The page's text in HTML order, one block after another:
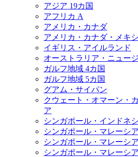
アジア 19カ国
アフリカ A
アメリカ・カナダ
アメリカ・カナダ・メキ
イギリス・アイルランド
オーストラリア・ニュー
ガルフ地域 4カ国
ガルフ地域 5カ国
グアム・サイパン
クウェート・オマーン・
ア
シンガポール・インドネ
シンガポール・マレーシア
シンガポール・マレーシ
シンガポール・マレーシ